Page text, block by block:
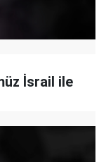
İsrail ile